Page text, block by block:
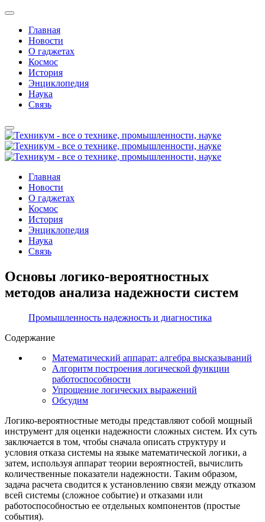
Главная
Новости
О гаджетах
Космос
История
Энциклопедия
Наука
Связь
Главная
Новости
О гаджетах
Космос
История
Энциклопедия
Наука
Связь
Основы логико-вероятностных
методов анализа надежности систем
Промышленность надежность и диагностика
Содержание
Математический аппарат: алгебра высказываний
Алгоритм построения логической функции
работоспособности
Упрощение логических выражений
Обсудим
Логико-вероятностные методы представляют собой мощный
инструмент для оценки надежности сложных систем. Их суть
заключается в том, чтобы сначала описать структуру и
условия отказа системы на языке математической логики, а
затем, используя аппарат теории вероятностей, вычислить
количественные показатели надежности. Таким образом,
задача расчета сводится к установлению связи между отказом
всей системы (сложное событие) и отказами или
работоспособностью ее отдельных компонентов (простые
события).